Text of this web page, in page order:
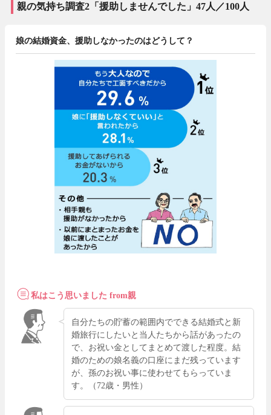
親の気持ち調査2「援助しませんでした」47人／100人
娘の結婚資金、援助しなかったのはどうして？
私はこう思いました from親
自分たちの貯蓄の範囲内でできる結婚式と新
婚旅行にしたいと当人たちから話があったの
で、お祝い金としてまとめて渡した程度。結
婚のための娘名義の口座にまだ残っています
が、孫のお祝い事に使わせてもらっていま
す。（72歳・男性）